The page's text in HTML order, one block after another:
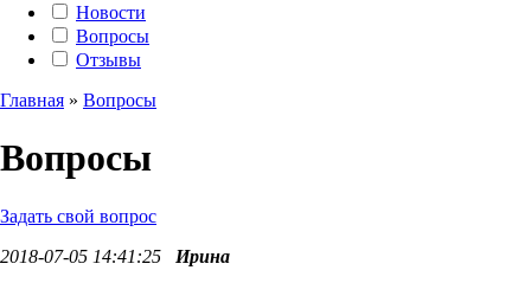
Новости
Вопросы
Отзывы
Главная » Вопросы
Вопросы
Задать свой вопрос
2018-07-05 14:41:25 Ирина